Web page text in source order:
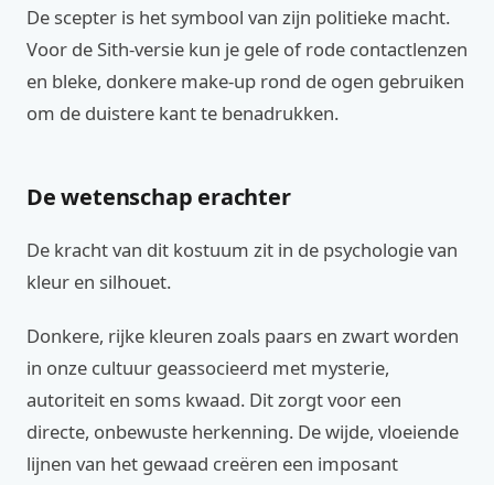
De scepter is het symbool van zijn politieke macht.
Voor de Sith-versie kun je gele of rode contactlenzen
en bleke, donkere make-up rond de ogen gebruiken
om de duistere kant te benadrukken.
De wetenschap erachter
De kracht van dit kostuum zit in de psychologie van
kleur en silhouet.
Donkere, rijke kleuren zoals paars en zwart worden
in onze cultuur geassocieerd met mysterie,
autoriteit en soms kwaad. Dit zorgt voor een
directe, onbewuste herkenning. De wijde, vloeiende
lijnen van het gewaad creëren een imposant